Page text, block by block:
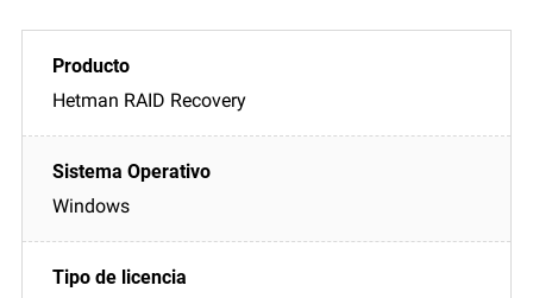
Hetman RAID Recovery
Windows